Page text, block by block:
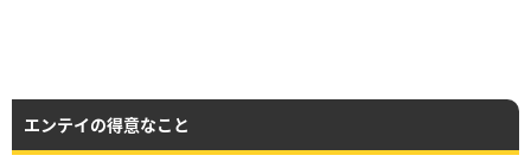
エンテイの得意なこと